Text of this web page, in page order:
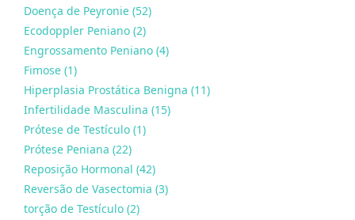
Doença de Peyronie (52)
Ecodoppler Peniano (2)
Engrossamento Peniano (4)
Fimose (1)
Hiperplasia Prostática Benigna (11)
Infertilidade Masculina (15)
Prótese de Testículo (1)
Prótese Peniana (22)
Reposição Hormonal (42)
Reversão de Vasectomia (3)
torção de Testículo (2)